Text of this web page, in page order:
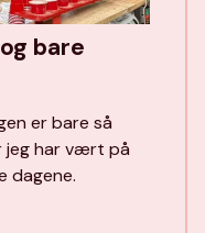
bare
er bare så
jeg har vært på
dagene.